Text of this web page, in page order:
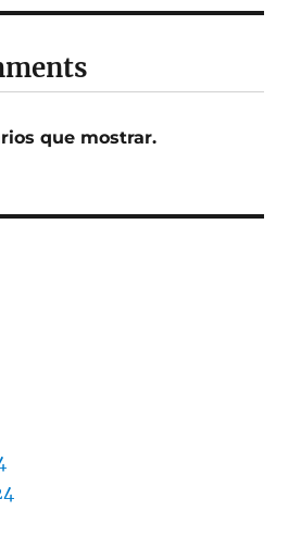
que mostrar.